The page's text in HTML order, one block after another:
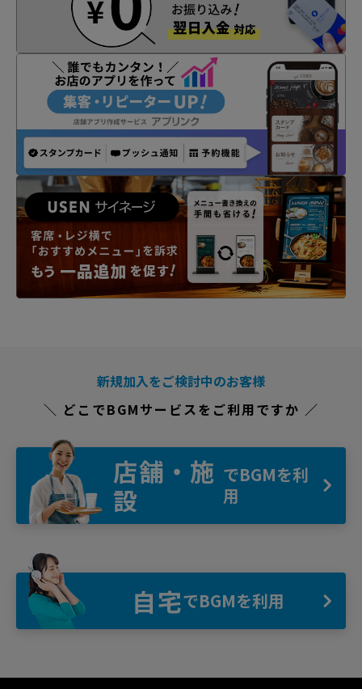
新規加入をご検討中のお客様
＼ どこでBGMサービスをご利用ですか ／
店舗・施
設
でBGMを利
用
自宅でBGMを利用